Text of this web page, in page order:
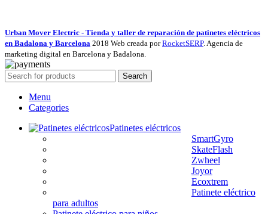
Urban Mover Electric - Tienda y taller de reparación de patinetes eléctricos
en Badalona y Barcelona 2018 Web creada porRocketSERP. Agencia de
marketing digital en Barcelona y Badalona.
Search
Menu
Categories
Patinetes eléctricos
SmartGyro
SkateFlash
Zwheel
Joyor
Ecoxtrem
Patinete eléctrico
para adultos